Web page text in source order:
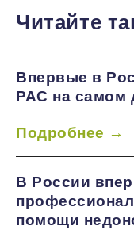
Читайте
Впервые в
РАС на самом
Подробнее →
В России
помощи